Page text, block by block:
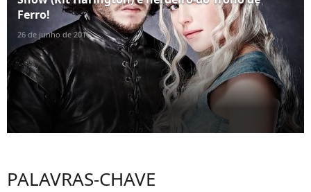
Ferro!
26 de junho de 2016
PALAVRAS-CHAVE